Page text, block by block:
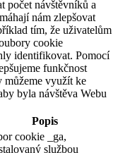
počet návštěvníků a
nám zlepšovat
tím, že uživatelům
cookie
identifikovat. Pomocí
funkčnost
můžeme využít ke
byla návštěva Webu
Popis
cookie _ga,
službou